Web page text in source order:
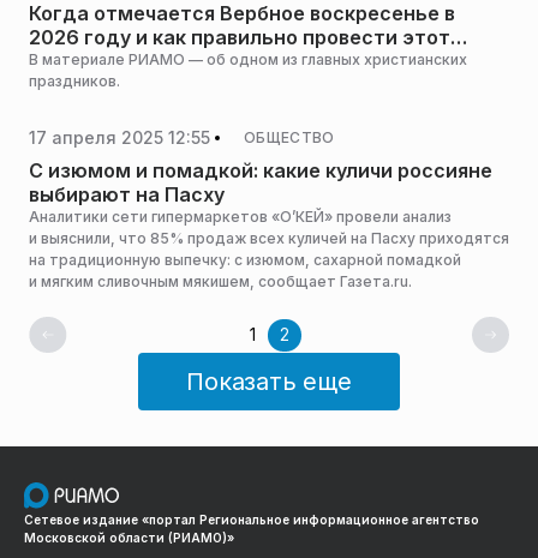
Когда отмечается Вербное воскресенье в
2026 году и как правильно провести этот
праздник
В материале РИАМО — об одном из главных христианских
праздников.
17 апреля 2025 12:55 ОБЩЕСТВО
С изюмом и помадкой: какие куличи россияне
выбирают на Пасху
Аналитики сети гипермаркетов «О’КЕЙ» провели анализ
и выяснили, что 85% продаж всех куличей на Пасху приходятся
на традиционную выпечку: с изюмом, сахарной помадкой
и мягким сливочным мякишем, сообщает Газета.ru.
1 2
Показать еще
Сетевое издание «портал Региональное информационное агентство
Московской области (РИАМО)»